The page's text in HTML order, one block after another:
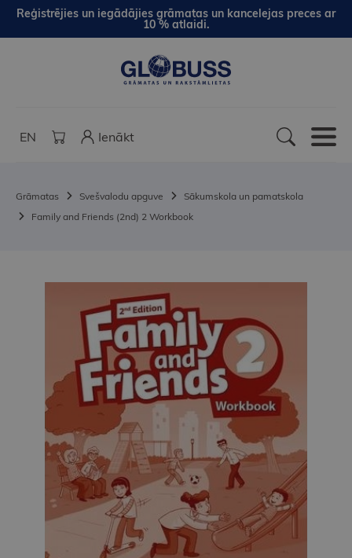
Reģistrējies un iegādājies grāmatas un kancelejas preces ar
10 % atlaidi.
EN Ienākt
Grāmatas Svešvalodu apguve
Sākumskola un pamatskola
Family and Friends (2nd) 2 Workbook